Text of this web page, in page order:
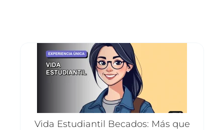
Vida Estudiantil Becados: Más que